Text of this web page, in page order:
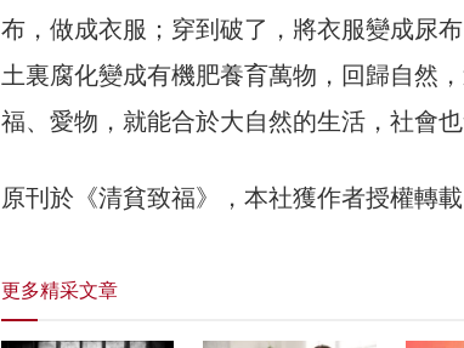
布，做成衣服；穿到破了，將衣服變成尿
土裏腐化變成有機肥養育萬物，回歸自然
福、愛物，就能合於大自然的生活，社會也
原刊於《清貧致福》，本社獲作者授權轉載
更多精采文章